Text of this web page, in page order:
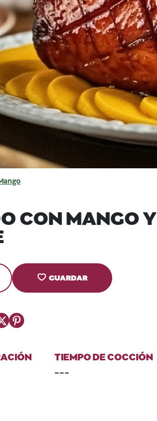
CON MANGO Y
GUARDAR
Pinterest
TIEMPO DE COCCIÓN
---